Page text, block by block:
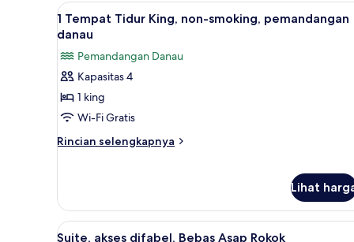
Lihat
semua
untuk
1
Tempat
Tidur
King,
danau
Brankas, meja kerja, tirai
9
1 Tempat Tidur King, non-smoking, pemandangan
danau
Pemandangan Danau
Kapasitas 4
1 king
Wi-Fi Gratis
Rincian selengkapnya
Rincian
Tempat
Tidur
Lihat
Lihat
Brankas, meja kerja, tirai
4
Suite, akses difabel, Bebas Asap Rokok